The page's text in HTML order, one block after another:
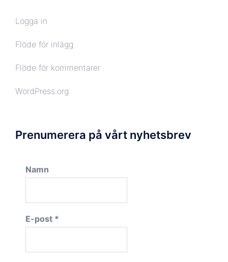
Logga in
Flöde för inlägg
Flöde för kommentarer
WordPress.org
Prenumerera på vårt nyhetsbrev
Namn
E-post *